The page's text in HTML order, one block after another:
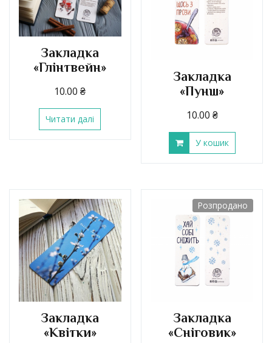
Закладка
«Глінтвейн»
10.00₴
Читати далі
Закладка
«Пунш»
10.00 ₴
У кошик
Закладка
«Квітки»
Розпродано
Закладка
«Сніговик»